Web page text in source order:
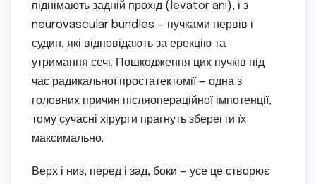
піднімають задній прохід (levator ani), і з
neurovascular bundles — пучками нервів і
судин, які відповідають за ерекцію та
утримання сечі. Пошкодження цих пучків під
час радикальної простатектомії — одна з
головних причин післяопераційної імпотенції,
тому сучасні хірурги прагнуть зберегти їх
максимально.
Верх і низ, перед і зад, боки — усе це створює